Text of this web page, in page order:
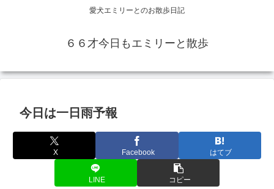
愛犬エミリーとのお散歩日記
６６才今日もエミリーと散歩
今日は一日雨予報
X Facebook はてブ
LINE コピー